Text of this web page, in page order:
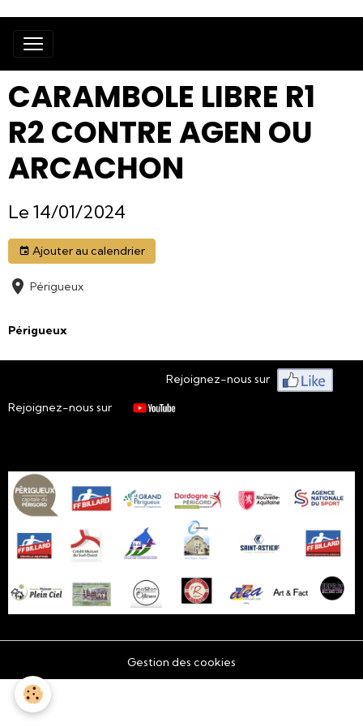
CARAMBOLE LIBRE R1
R2 CONTRE AGEN OU
ARCACHON
Le 14/01/2024
Ajouter au calendrier
Périgueux
Périgueux
Rejoignez-nous sur
Rejoignez-nous sur
Gestion des cookies